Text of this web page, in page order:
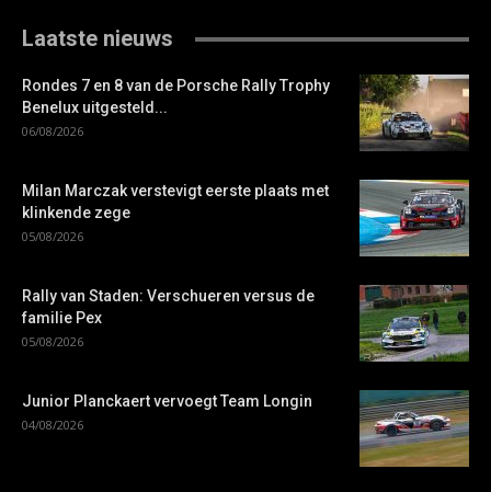
Laatste nieuws
Rondes 7 en 8 van de Porsche Rally Trophy
Benelux uitgesteld...
06/08/2026
Milan Marczak verstevigt eerste plaats met
klinkende zege
05/08/2026
Rally van Staden: Verschueren versus de
familie Pex
05/08/2026
Junior Planckaert vervoegt Team Longin
04/08/2026